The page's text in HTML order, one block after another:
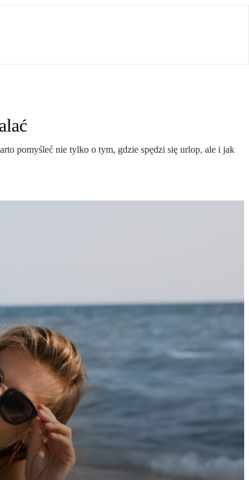
pomyśleć nie tylko o tym, gdzie spędzi się urlop, ale i jak